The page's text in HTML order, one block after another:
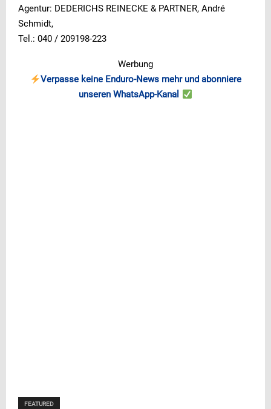
Agentur: DEDERICHS REINECKE & PARTNER, André
Schmidt,
Tel.: 040 / 209198-223
Werbung
Verpasse keine Enduro-News mehr und abonniere
unseren WhatsApp-Kanal
FEATURED